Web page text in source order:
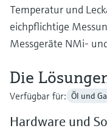
Temperatur und
eichpflichtige
Messgeräte NMi-
Die
Verfügbar für: Öl und
Hardware und